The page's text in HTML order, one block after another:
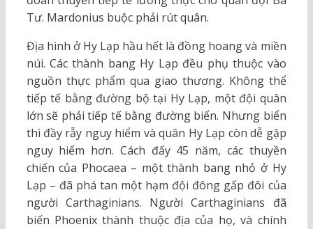
Tư. Mardonius buộc phải rút quân.
Địa hình ở Hy Lạp hầu hết là đồng hoang và miền
núi. Các thành bang Hy Lạp đều phụ thuộc vào
nguồn thực phẩm qua giao thương. Không thể
tiếp tế bằng đường bộ tại Hy Lạp, một đội quân
lớn sẽ phải tiếp tế bằng đường biển. Nhưng biển
thì đầy rẫy nguy hiểm và quân Hy Lạp còn dễ gặp
nguy hiểm hơn. Cách đấy 45 năm, các thuyền
chiến của Phocaea – một thành bang nhỏ ở Hy
Lạp – đã phá tan một hạm đội đông gấp đôi của
người Carthaginians. Người Carthaginians đã
biến Phoenix thành thuộc địa của họ, và chính